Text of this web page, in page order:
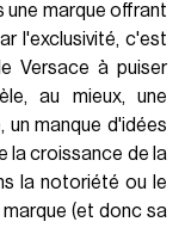
une marque offrant
l'exclusivité, c'est
Versace à puiser
au mieux, une
un manque d'idées
la croissance de la
la notoriété ou le
(et donc sa